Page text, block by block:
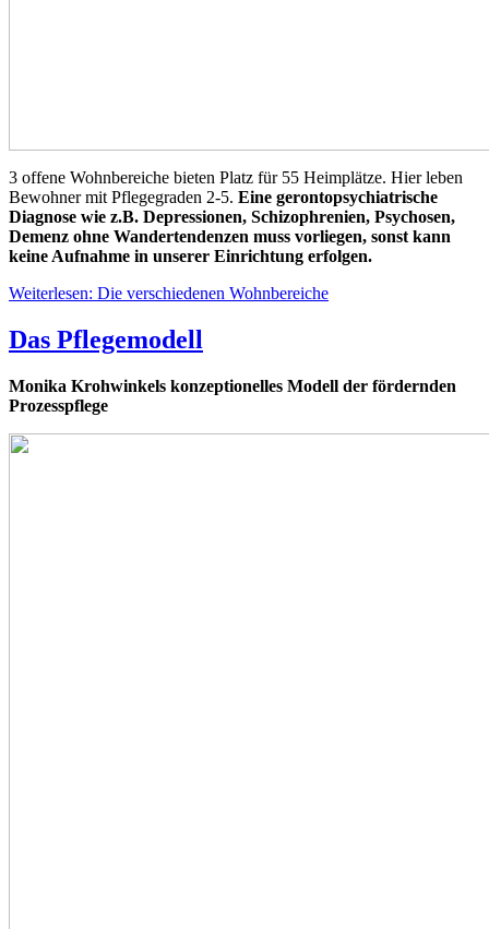
3 offene Wohnbereiche bieten Platz für 55 Heimplätze. Hier leben
Bewohner mit Pflegegraden 2-5. Eine gerontopsychiatrische
Diagnose wie z.B. Depressionen, Schizophrenien, Psychosen,
Demenz ohne Wandertendenzen muss vorliegen, sonst kann
keine Aufnahme in unserer Einrichtung erfolgen.
Weiterlesen: Die verschiedenen Wohnbereiche
Das Pflegemodell
Monika Krohwinkels konzeptionelles Modell der fördernden
Prozesspflege